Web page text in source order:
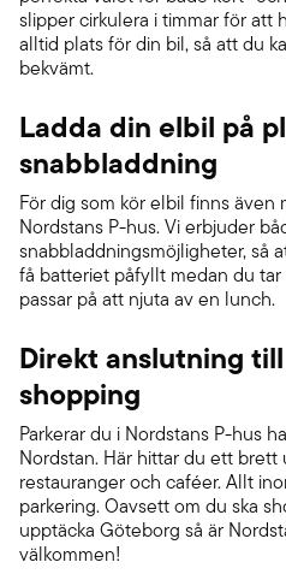
slipper cirkulera i timmar för att
alltid plats för din bil, så att du
bekvämt.
Ladda din elbil på
snabbladdning
För dig som kör elbil finns
Nordstans P-hus. Vi erbjuder
snabbladdningsmöjligheter, så
få batteriet påfyllt medan du
passar på att njuta av en lunch.
Direkt anslutning
shopping
Parkerar du i Nordstans P-hus
Nordstan. Här hittar du ett brett
restauranger och caféer. Allt
parkering. Oavsett om du ska
upptäcka Göteborg så är
välkommen!